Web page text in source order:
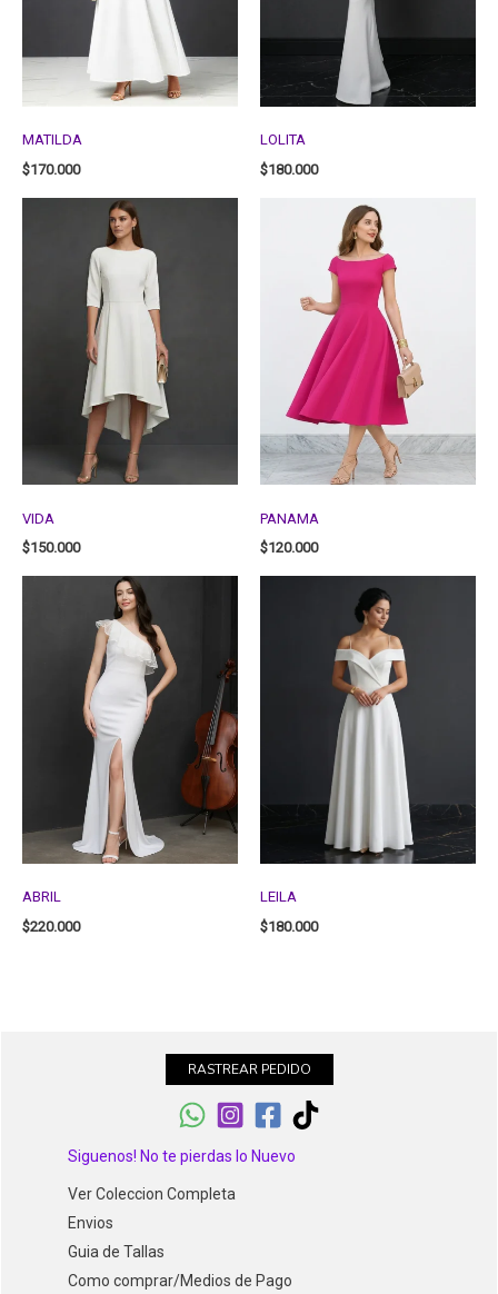
MATILDA
$170.000
LOLITA
$180.000
VIDA
$150.000
PANAMA
$120.000
ABRIL
$220.000
LEILA
$180.000
RASTREAR PEDIDO
Siguenos! No te pierdas lo Nuevo
Ver Coleccion Completa
Envios
Guia de Tallas
Como comprar/Medios de Pago